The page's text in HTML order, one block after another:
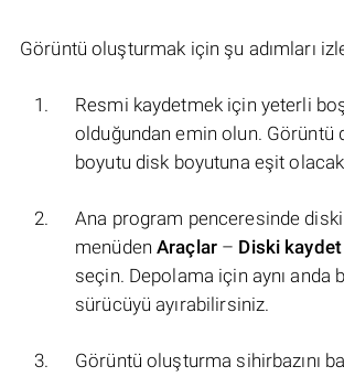
Görüntü oluşturmak için şu adımları
Resmi kaydetmek için yeterli boş
olduğundan emin olun. Görüntü
boyutu disk boyutuna eşit
Ana program penceresinde
menüdenAraçlar – Diski kaydet
seçin. Depolama için aynı anda
sürücüyü ayırabilirsiniz.
Görüntü oluşturma sihirbazını